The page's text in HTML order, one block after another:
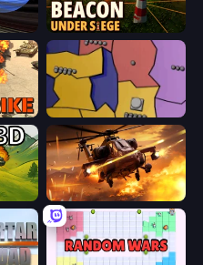
Beacon Under Siege
Compact Conflict
Heli Military Base